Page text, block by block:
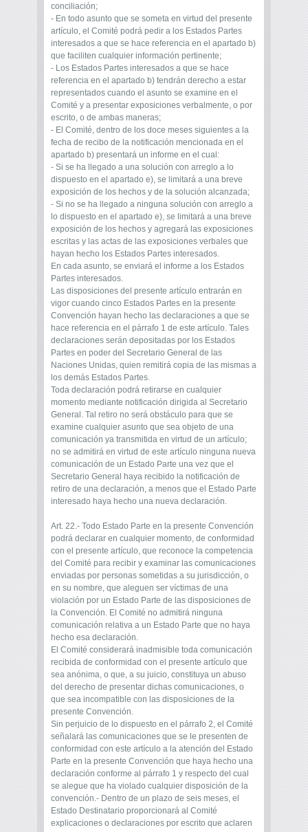
conciliación;
- En todo asunto que se someta en virtud del presente
artículo, el Comité podrá pedir a los Estados Partes
interesados a que se hace referencia en el apartado b)
que faciliten cualquier información pertinente;
- Los Estados Partes interesados a que se hace
referencia en el apartado b) tendrán derecho a estar
representados cuando el asunto se examine en el
Comité y a presentar exposiciones verbalmente, o por
escrito, o de ambas maneras;
- El Comité, dentro de los doce meses siguientes a la
fecha de recibo de la notificación mencionada en el
apartado b) presentará un informe en el cual:
- Si se ha llegado a una solución con arreglo a lo
dispuesto en el apartado e), se limitará a una breve
exposición de los hechos y de la solución alcanzada;
- Si no se ha llegado a ninguna solución con arreglo a
lo dispuesto en el apartado e), se limitará a una breve
exposición de los hechos y agregará las exposiciones
escritas y las actas de las exposiciones verbales que
hayan hecho los Estados Partes interesados.
En cada asunto, se enviará el informe a los Estados
Partes interesados.
Las disposiciones del presente artículo entrarán en
vigor cuando cinco Estados Partes en la presente
Convención hayan hecho las declaraciones a que se
hace referencia en el párrafo 1 de este artículo. Tales
declaraciones serán depositadas por los Estados
Partes en poder del Secretario General de las
Naciones Unidas, quien remitirá copia de las mismas a
los demás Estados Partes.
Toda declaración podrá retirarse en cualquier
momento mediante notificación dirigida al Secretario
General. Tal retiro no será obstáculo para que se
examine cualquier asunto que sea objeto de una
comunicación ya transmitida en virtud de un artículo;
no se admitirá en virtud de este artículo ninguna nueva
comunicación de un Estado Parte una vez que el
Secretario General haya recibido la notificación de
retiro de una declaración, a menos que el Estado Parte
interesado haya hecho una nueva declaración.
Art. 22.- Todo Estado Parte en la presente Convención
podrá declarar en cualquier momento, de conformidad
con el presente artículo, que reconoce la competencia
del Comité para recibir y examinar las comunicaciones
enviadas por personas sometidas a su jurisdicción, o
en su nombre, que aleguen ser víctimas de una
violación por un Estado Parte de las disposiciones de
la Convención. El Comité no admitirá ninguna
comunicación relativa a un Estado Parte que no haya
hecho esa declaración.
El Comité considerará inadmisible toda comunicación
recibida de conformidad con el presente artículo que
sea anónima, o que, a su juicio, constituya un abuso
del derecho de presentar dichas comunicaciones, o
que sea incompatible con las disposiciones de la
presente Convención.
Sin perjuicio de lo dispuesto en el párrafo 2, el Comité
señalará las comunicaciones que se le presenten de
conformidad con este artículo a la atención del Estado
Parte en la presente Convención que haya hecho una
declaración conforme al párrafo 1 y respecto del cual
se alegue que ha violado cualquier disposición de la
convención.- Dentro de un plazo de seis meses, el
Estado Destinatario proporcionará al Comité
explicaciones o declaraciones por escrito que aclaren